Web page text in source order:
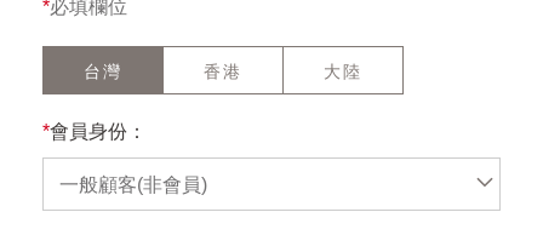
*必填欄位
台灣 香港 大陸
*會員身份：
一般顧客(非會員)